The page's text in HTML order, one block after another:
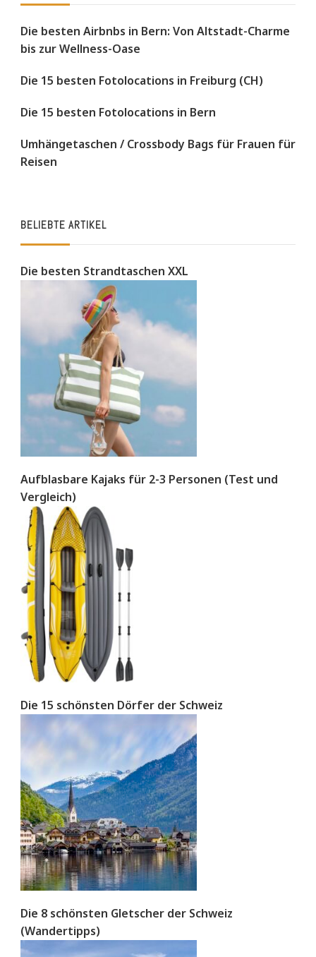
Die besten Airbnbs in Bern: Von Altstadt-Charme
bis zur Wellness-Oase
Die 15 besten Fotolocations in Freiburg (CH)
Die 15 besten Fotolocations in Bern
Umhängetaschen / Crossbody Bags für Frauen für
Reisen
BELIEBTE ARTIKEL
Die besten Strandtaschen XXL
Aufblasbare Kajaks für 2-3 Personen (Test und
Vergleich)
Die 15 schönsten Dörfer der Schweiz
Die 8 schönsten Gletscher der Schweiz
(Wandertipps)